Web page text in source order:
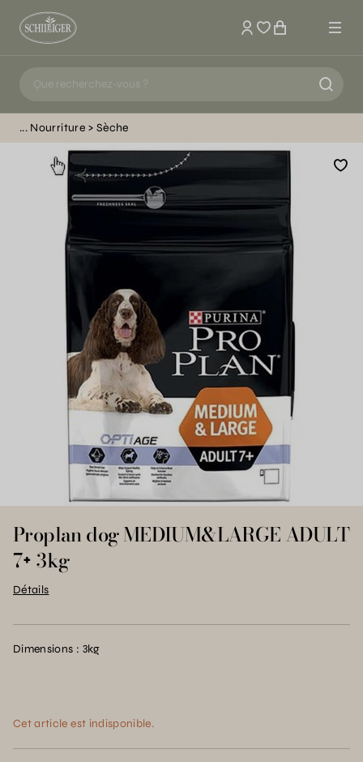
Mon compte
Nourriture Sèche
Proplan dog MEDIUM&LARGE ADULT
7+ 3kg
Détails
Dimensions : 3kg
Cet article est indisponible.